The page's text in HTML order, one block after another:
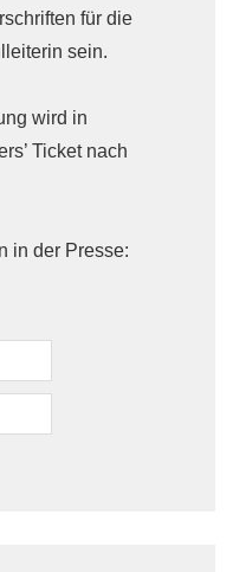
für die
sein.
wird in
Ticket nach
in der Presse: